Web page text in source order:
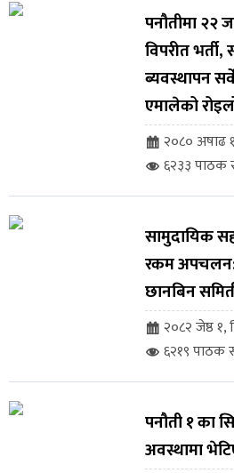
पनौतीमा २२
विपरीत
ब्यवस्थापन
एमालेको
२०८० अषाढ
६२३३ पाठक
सामुदायिक
रकम अपचलन:
छानबिन
२०८२ जेष्ठ १,
६२१९ पाठक
पनौती १ का
अवस्थामा